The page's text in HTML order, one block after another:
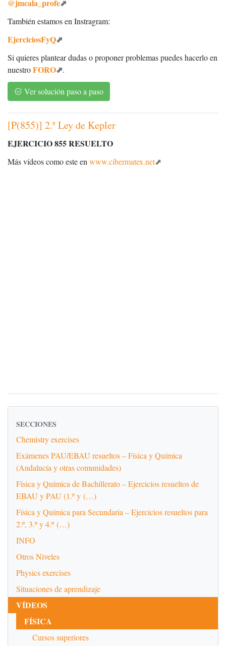
@jmcala_profe
También estamos en Instragram:
EjerciciosFyQ
Si quieres plantear dudas o proponer problemas puedes hacerlo en
nuestroFORO .
Ver solución paso a paso
[P(855)] 2.ª Ley de Kepler
EJERCICIO 855 RESUELTO
Más vídeos como este en www.cibermatex.net
SECCIONES
Chemistry exercises
Exámenes PAU/EBAU resueltos – Física y Química
(Andalucía y otras comunidades)
Física y Química de Bachillerato – Ejercicios resueltos de
EBAU y PAU (1.º y (…)
Física y Química para Secundaria – Ejercicios resueltos para
2.º, 3.º y 4.º (…)
INFO
Otros Niveles
Physics exercises
Situaciones de aprendizaje
VÍDEOS
FÍSICA
Cursos superiores